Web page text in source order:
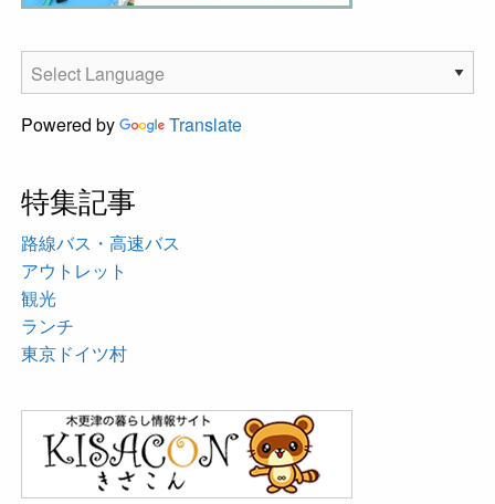
Powered by Translate
特集記事
路線バス・高速バス
アウトレット
観光
ランチ
東京ドイツ村